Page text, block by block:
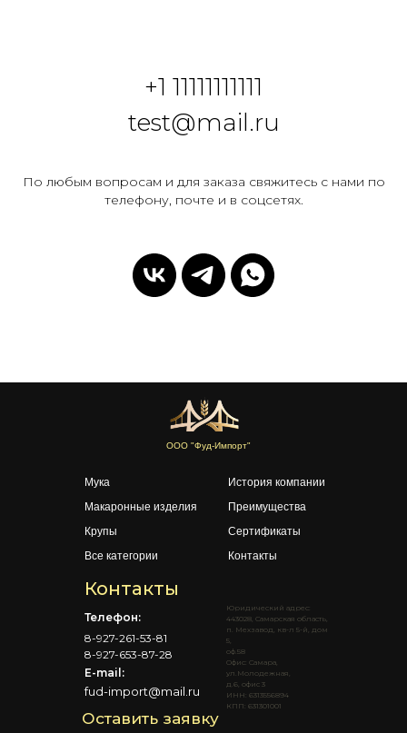
+1 11111111111
test@mail.ru
По любым вопросам и для заказа свяжитесь с нами по
телефону, почте и в соцсетях.
История компании
Преимущества
Сертификаты
Контакты
Мука
Макаронные изделия
Крупы
Все категории
ООО "Фуд-Импорт"
Юридический адрес:
443028, Самарская область,
п. Мехзавод, кв-л 5-й, дом
5,
оф.58
Офис: Самара,
ул.Молодежная,
д.6, офис 3
ИНН: 6313556894
КПП: 631301001
Оставить заявку
Контакты
Телефон:
8-927-261-53-81
8-927-653-87-28
E-mail:
fud-import@mail.ru